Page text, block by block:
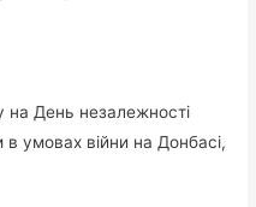
на День незалежності
умовах війни на Донбасі,